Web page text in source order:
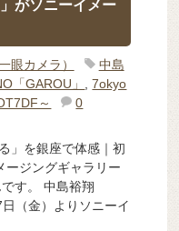
がソニーイメー
眼カメラ）
中島
「GAROU」 ,7okyo
～
0
」を銀座で体感｜初
ージングギャラリー
す。 中島裕翔
（金）よりソニーイ